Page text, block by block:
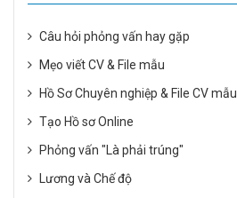
Câu hỏi phỏng vấn hay gặp
Mẹo viết CV & File mẫu
Hồ Sơ Chuyên nghiệp & File CV mẫu
Tạo Hồ sơ Online
Phỏng vấn "Là phải trúng"
Lương và Chế độ